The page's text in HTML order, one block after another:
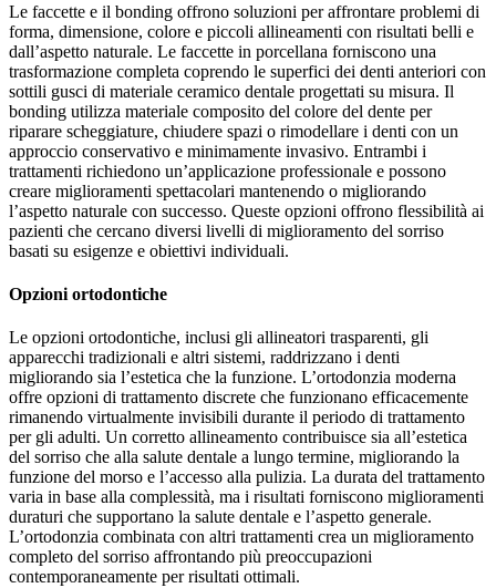
Le faccette e il bonding offrono soluzioni per affrontare problemi di
forma, dimensione, colore e piccoli allineamenti con risultati belli e
dall’aspetto naturale. Le faccette in porcellana forniscono una
trasformazione completa coprendo le superfici dei denti anteriori con
sottili gusci di materiale ceramico dentale progettati su misura. Il
bonding utilizza materiale composito del colore del dente per
riparare scheggiature, chiudere spazi o rimodellare i denti con un
approccio conservativo e minimamente invasivo. Entrambi i
trattamenti richiedono un’applicazione professionale e possono
creare miglioramenti spettacolari mantenendo o migliorando
l’aspetto naturale con successo. Queste opzioni offrono flessibilità ai
pazienti che cercano diversi livelli di miglioramento del sorriso
basati su esigenze e obiettivi individuali.
Opzioni ortodontiche
Le opzioni ortodontiche, inclusi gli allineatori trasparenti, gli
apparecchi tradizionali e altri sistemi, raddrizzano i denti
migliorando sia l’estetica che la funzione. L’ortodonzia moderna
offre opzioni di trattamento discrete che funzionano efficacemente
rimanendo virtualmente invisibili durante il periodo di trattamento
per gli adulti. Un corretto allineamento contribuisce sia all’estetica
del sorriso che alla salute dentale a lungo termine, migliorando la
funzione del morso e l’accesso alla pulizia. La durata del trattamento
varia in base alla complessità, ma i risultati forniscono miglioramenti
duraturi che supportano la salute dentale e l’aspetto generale.
L’ortodonzia combinata con altri trattamenti crea un miglioramento
completo del sorriso affrontando più preoccupazioni
contemporaneamente per risultati ottimali.